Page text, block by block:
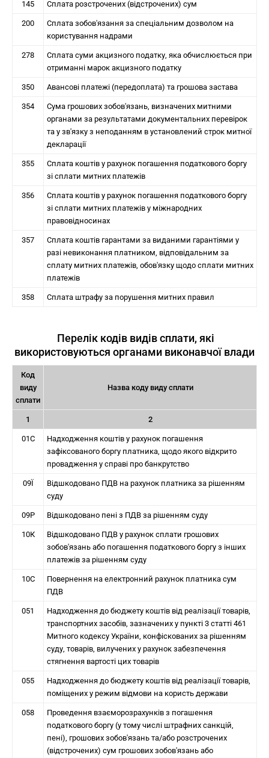
145 Сплата розстрочених (відстрочених) сум
200
Сплата зобов'язання за спеціальним дозволом на
користування надрами
278
Сплата суми акцизного податку, яка обчислюється при
отриманні марок акцизного податку
350 Авансові платежі (передоплата) та грошова застава
354
Сума грошових зобов'язань, визначених митними
органами за результатами документальних перевірок
та у зв'язку з неподанням в установлений строк митної
декларації
355
Сплата коштів у рахунок погашення податкового боргу
зі сплати митних платежів
356
Сплата коштів у рахунок погашення податкового боргу
зі сплати митних платежів у міжнародних
правовідносинах
357
Сплата коштів гарантами за виданими гарантіями у
разі невиконання платником, відповідальним за
сплату митних платежів, обов'язку щодо сплати митних
платежів
358 Сплата штрафу за порушення митних правил
Перелік кодів видів сплати, які
використовуються органами виконавчої влади
Код
виду
сплати
Назва коду виду сплати
1 2
01С
Надходження коштів у рахунок погашення
зафіксованого боргу платника, щодо якого відкрито
провадження у справі про банкрутство
09Ї
Відшкодовано ПДВ на рахунок платника за рішенням
суду
09Р Відшкодовано пені з ПДВ за рішенням суду
10К
Відшкодовано ПДВ у рахунок сплати грошових
зобов'язань або погашення податкового боргу з інших
платежів за рішенням суду
10С
Повернення на електронний рахунок платника сум
ПДВ
051
Надходження до бюджету коштів від реалізації товарів,
транспортних засобів, зазначених у пункті 3 статті 461
Митного кодексу України, конфіскованих за рішенням
суду, товарів, вилучених у рахунок забезпечення
стягнення вартості цих товарів
055
Надходження до бюджету коштів від реалізації товарів,
поміщених у режим відмови на користь держави
058
Проведення взаєморозрахунків з погашення
податкового боргу (у тому числі штрафних санкцій,
пені), грошових зобов'язань та/або розстрочених
(відстрочених) сум грошових зобов'язань або